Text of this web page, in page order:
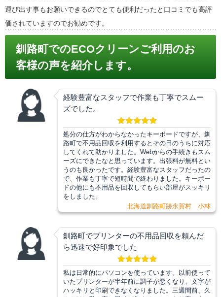
運び出す事もお願いできるのでとても便利だったと口コミでも高評
価されていますのでお勧めです。
釧路町でのECOクリーンご利用のお
客様の声を紹介します。
経験豊富なスタッフで作業も丁寧でスムー
ズでした。
処分の仕方がわからなかったキーボードですが、釧
路町で不用品回収を利用するとその日のうちに対応
してくれて助かりました。Webからの手続きもスム
ーズにできたなと思っています。出張料が無料とい
うのも良かったです。経験豊富なスタッフだったの
で、作業も丁寧で短時間で終わりました。キーボー
ドの他にも不用品を回収してもらい部屋がスッキリ
をしました。
北海道釧路町跡永賀村 小林
釧路町でプリンターの不用品回収を頼んだ
ら迅速で好印象でした
私は日常的にパソコンを使っています。以前使って
いたプリンターが半年前に調子が悪くなり、文字が
ハッキリと印刷できなくなりました。三週間前、久